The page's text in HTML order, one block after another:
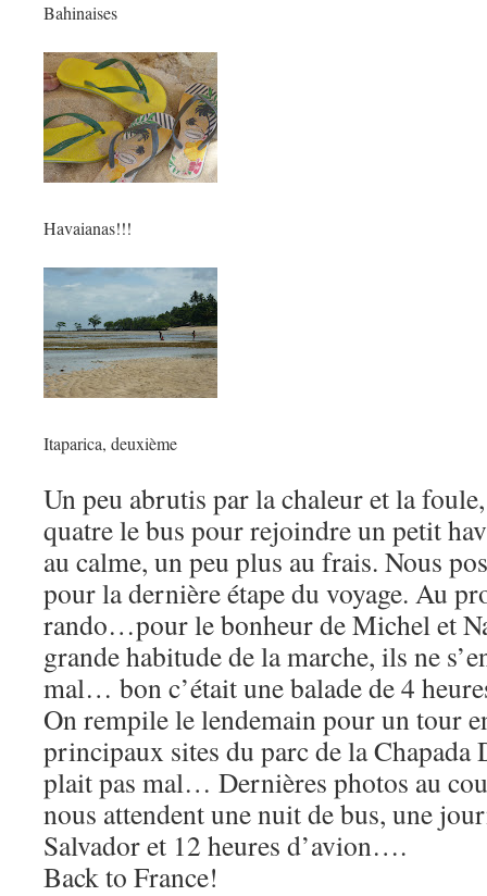
Bahinaises
Havaianas!!!
Itaparica, deuxième
Un peu abrutis par la chaleur et la
quatre le bus pour rejoindre un petit
au calme, un peu plus au frais. Nous
pour la dernière étape du voyage. Au
rando…pour le bonheur de Michel et
grande habitude de la marche, ils ne
mal… bon c’était une balade de 4
On rempile le lendemain pour un tour
principaux sites du parc de la Chapada
plait pas mal… Dernières photos au
nous attendent une nuit de bus, une
Salvador et 12 heures d’avion….
Back to France!